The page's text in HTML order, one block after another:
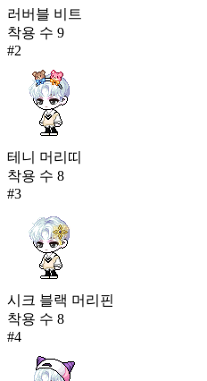
러버블 비트
착용 수 9
#2
테니 머리띠
착용 수 8
#3
시크 블랙 머리핀
착용 수 8
#4